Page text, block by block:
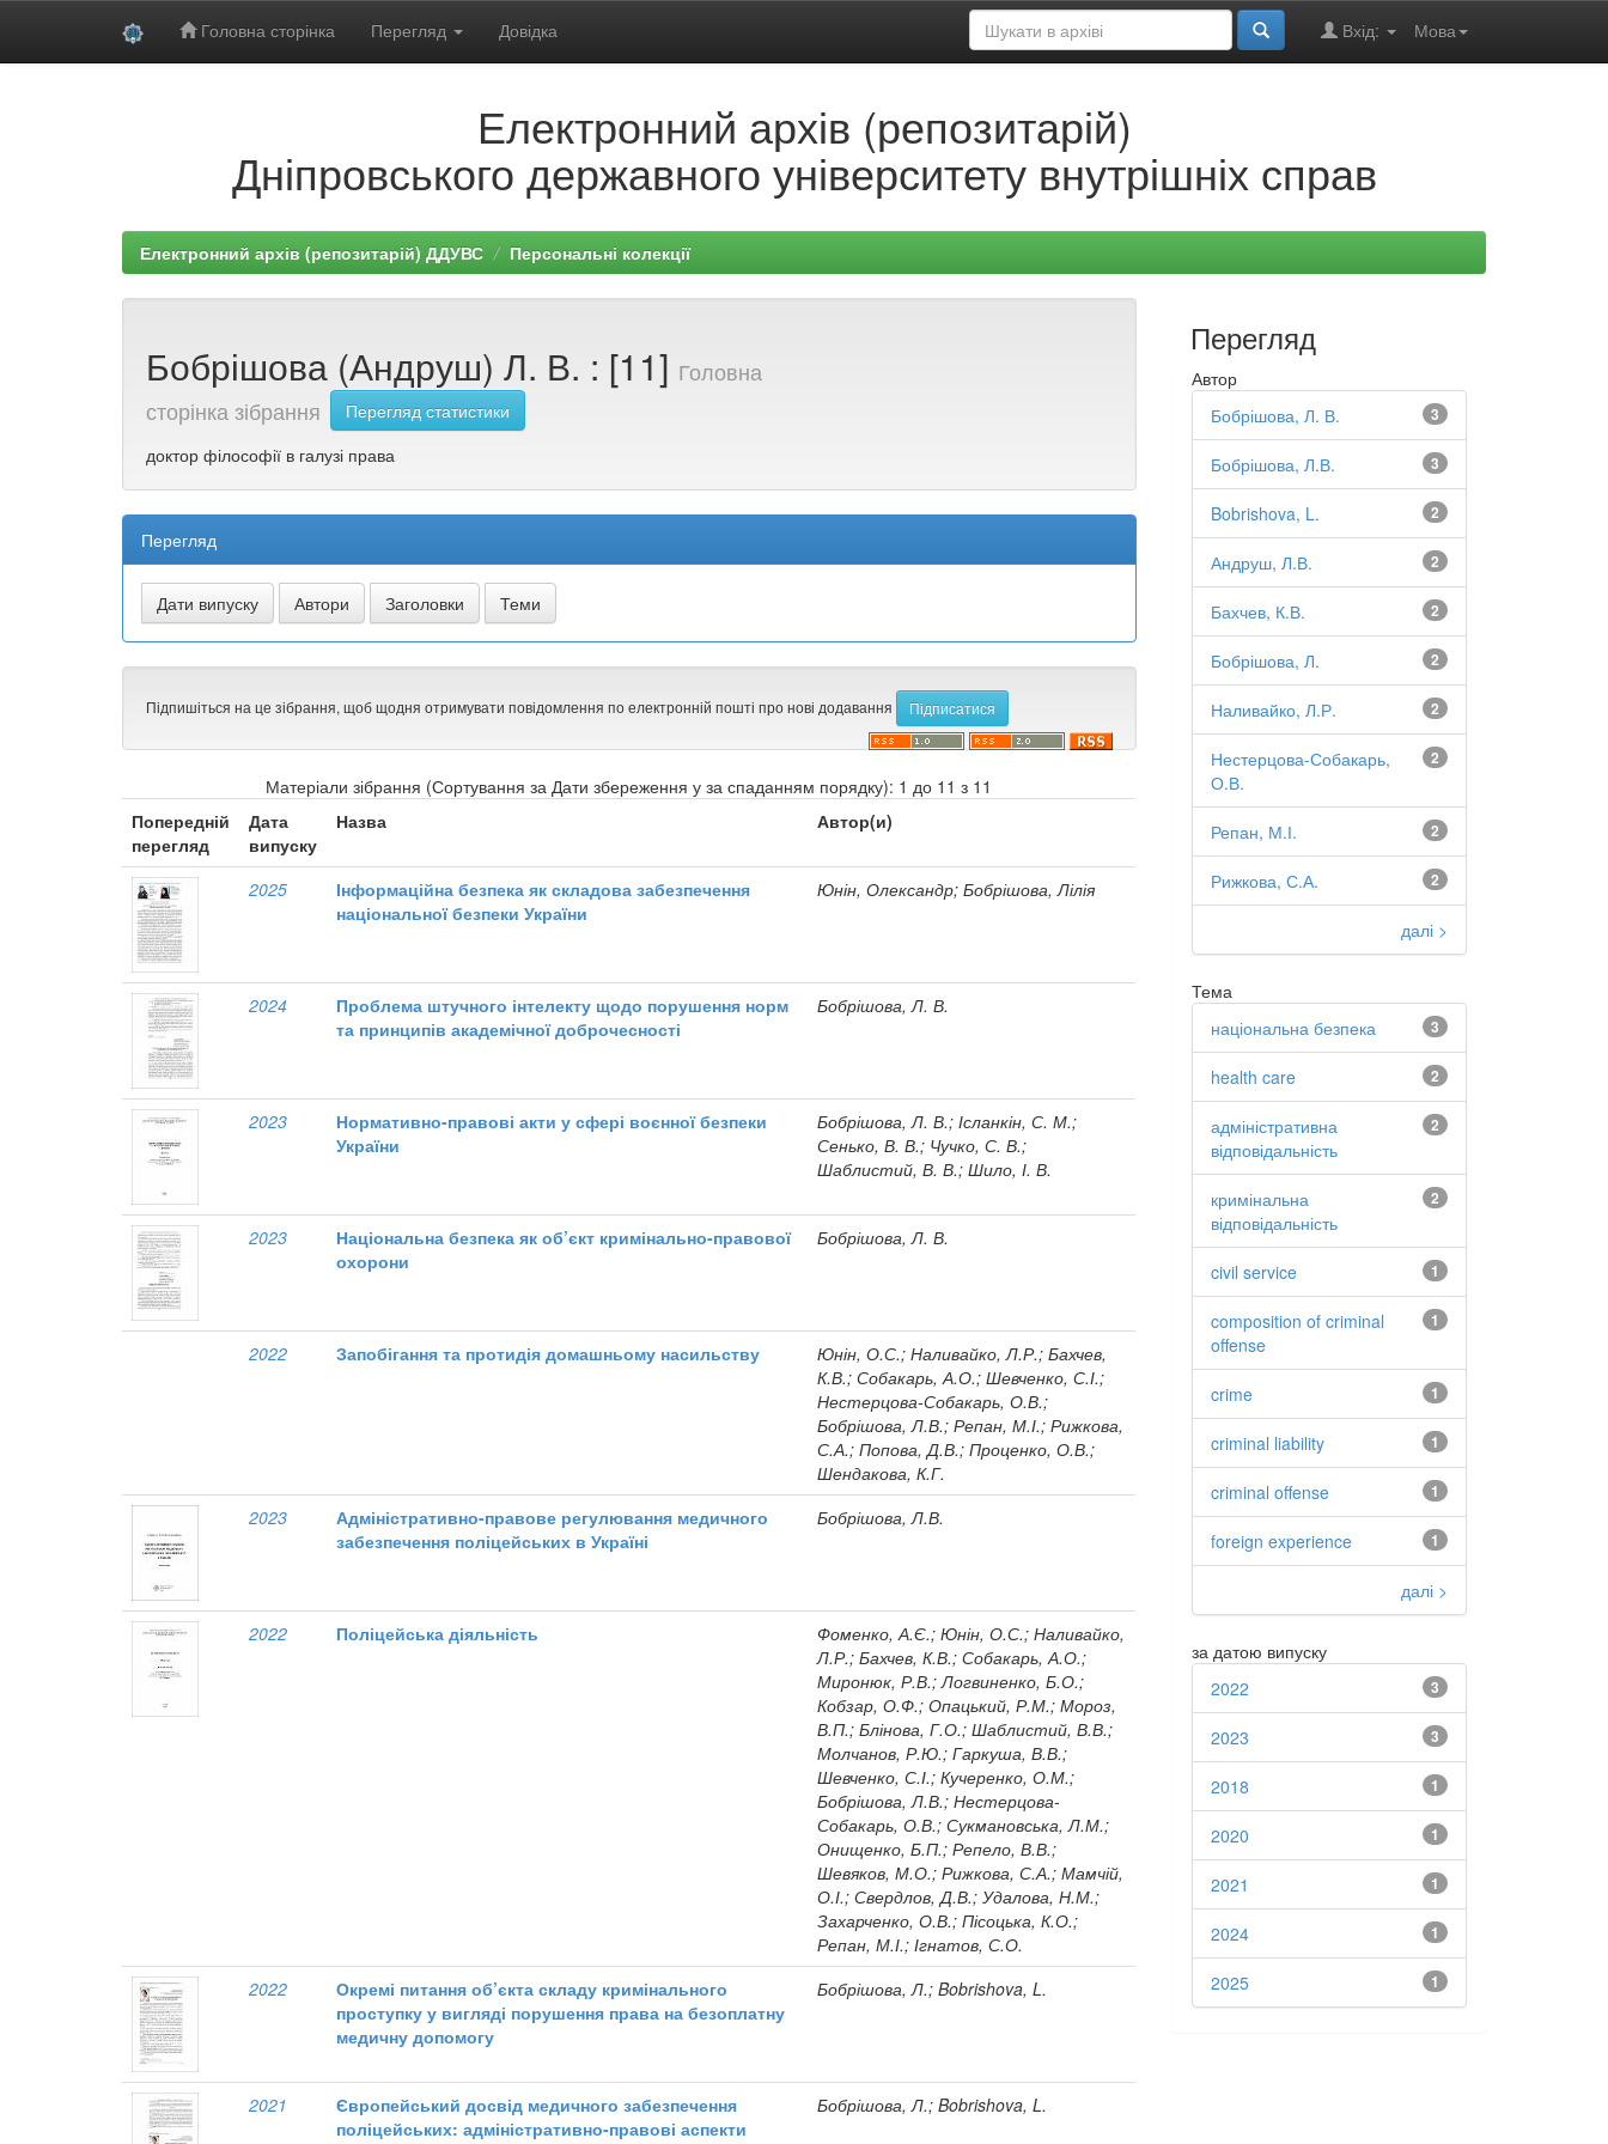
Головна сторінка Перегляд Довідка Мова
Вхід:
Електронний архів (репозитарій)
Дніпровського державного університету внутрішніх справ
Електронний архів (репозитарій) ДДУВС Персональні колекції
Бобрішова (Андруш) Л. В. : [11] Головна
сторінка зібрання
Перегляд статистики
доктор філософії в галузі права
Перегляд
Підпишіться на це зібрання, щоб щодня отримувати повідомлення по електронній пошті про нові додавання
Матеріали зібрання (Сортування за Дати збереження у за спаданням порядку): 1 до 11 з 11
Попередній
перегляд
Дата
випуску
Назва Автор(и)
2025
Інформаційна безпека як складова забезпечення
національної безпеки України
Юнін, Олександр; Бобрішова, Лілія
2024
Проблема штучного інтелекту щодо порушення норм
та принципів академічної доброчесності
Бобрішова, Л. В.
2023
Нормативно-правові акти у сфері воєнної безпеки
України
Бобрішова, Л. В.; Ісланкін, С. М.;
Сенько, В. В.; Чучко, С. В.;
Шаблистий, В. В.; Шило, І. В.
2023
Національна безпека як об’єкт кримінально-правової
охорони
Бобрішова, Л. В.
2022 Запобігання та протидія домашньому насильству
Юнін, О.С.; Наливайко, Л.Р.; Бахчев,
К.В.; Собакарь, А.О.; Шевченко, С.І.;
Нестерцова-Собакарь, О.В.;
Бобрішова, Л.В.; Репан, М.І.; Рижкова,
С.А.; Попова, Д.В.; Проценко, О.В.;
Шендакова, К.Г.
2023
Адміністративно-правове регулювання медичного
забезпечення поліцейських в Україні
Бобрішова, Л.В.
2022 Поліцейська діяльність
Фоменко, А.Є.; Юнін, О.С.; Наливайко,
Л.Р.; Бахчев, К.В.; Собакарь, А.О.;
Миронюк, Р.В.; Логвиненко, Б.О.;
Кобзар, О.Ф.; Опацький, Р.М.; Мороз,
В.П.; Блінова, Г.О.; Шаблистий, В.В.;
Молчанов, Р.Ю.; Гаркуша, В.В.;
Шевченко, С.І.; Кучеренко, О.М.;
Бобрішова, Л.В.; Нестерцова-
Собакарь, О.В.; Сукмановська, Л.М.;
Онищенко, Б.П.; Репело, В.В.;
Шевяков, М.О.; Рижкова, С.А.; Мамчій,
О.І.; Свердлов, Д.В.; Удалова, Н.М.;
Захарченко, О.В.; Пісоцька, К.О.;
Репан, М.І.; Ігнатов, С.О.
2022
Окремі питання об’єкта складу кримінального
проступку у вигляді порушення права на безоплатну
медичну допомогу
Бобрішова, Л.; Bobrishova, L.
2021
Європейський досвід медичного забезпечення
поліцейських: адміністративно-правові аспекти
Бобрішова, Л.; Bobrishova, L.
Перегляд
Автор
3
Бобрішова, Л. В.
3
Бобрішова, Л.В.
2
Bobrishova, L.
2
Андруш, Л.В.
2
Бахчев, К.В.
2
Бобрішова, Л.
2
Наливайко, Л.Р.
2
Нестерцова-Собакарь,
О.В.
2
Репан, М.І.
2
Рижкова, С.А.
далі >
Тема
3
національна безпека
2
health care
2
адміністративна
відповідальність
2
кримінальна
відповідальність
1
civil service
1
composition of criminal
offense
1
crime
1
criminal liability
1
criminal offense
1
foreign experience
далі >
за датою випуску
3
2022
3
2023
1
2018
1
2020
1
2021
1
2024
1
2025